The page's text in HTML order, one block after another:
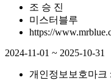
조 승 진
미스터블루
https://
2024-11-01 ~ 2025-10-31
개인정보보호마크 :